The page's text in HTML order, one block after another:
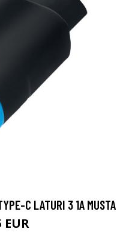
C LATURI 3 1A MUSTA
EUR